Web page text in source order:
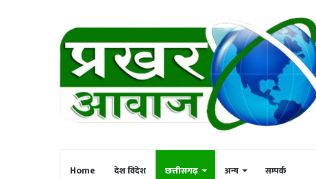
Home देश विदेश छत्तीसगढ़ अन्य सम्पर्क